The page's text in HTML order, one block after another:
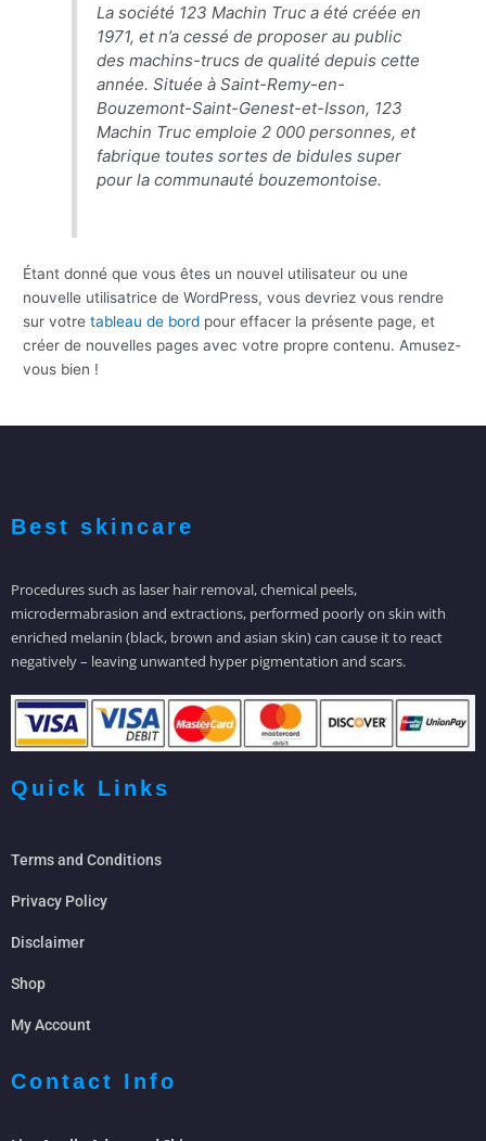
La société 123 Machin Truc a été créée en
1971, et n’a cessé de proposer au public
des machins-trucs de qualité depuis cette
année. Située à Saint-Remy-en-
Bouzemont-Saint-Genest-et-Isson, 123
Machin Truc emploie 2 000 personnes, et
fabrique toutes sortes de bidules super
pour la communauté bouzemontoise.
Étant donné que vous êtes un nouvel utilisateur ou une
nouvelle utilisatrice de WordPress, vous devriez vous rendre
sur votretableau de bord pour effacer la présente page, et
créer de nouvelles pages avec votre propre contenu. Amusez-
vous bien !
Best skincare
Procedures such as laser hair removal, chemical peels,
microdermabrasion and extractions, performed poorly on skin with
enriched melanin (black, brown and asian skin) can cause it to react
negatively – leaving unwanted hyper pigmentation and scars.
Quick Links
Terms and Conditions
Privacy Policy
Disclaimer
Shop
My Account
Contact Info